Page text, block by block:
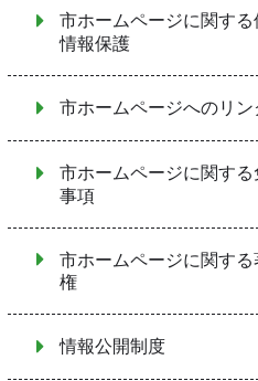
市ホームページに関する
情報保護
市ホームページへのリン
市ホームページに関する
事項
市ホームページに関する
権
情報公開制度